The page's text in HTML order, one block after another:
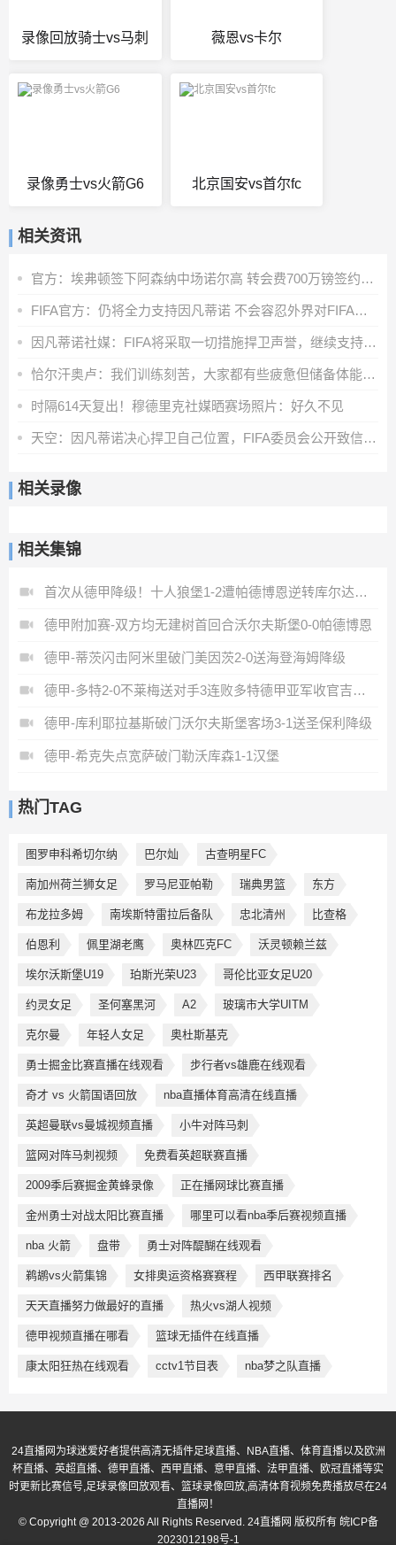
录像回放骑士vs马刺 薇恩vs卡尔
录像勇士vs火箭G6 北京国安vs首尔fc
相关资讯
官方：埃弗顿签下阿森纳中场诺尔高 转会费700万镑签约2年
FIFA官方：仍将全力支持因凡蒂诺 不会容忍外界对FIFA诚信的攻击
因凡蒂诺社媒：FIFA将采取一切措施捍卫声誉，继续支持足球的发展
恰尔汗奥卢：我们训练刻苦，大家都有些疲惫但储备体能至关重要
时隔614天复出！穆德里克社媒晒赛场照片：好久不见
天空：因凡蒂诺决心捍卫自己位置，FIFA委员会公开致信表达支持
相关录像
相关集锦
首次从德甲降级！十人狼堡1-2遭帕德博恩逆转库尔达加时赛制胜
德甲附加赛-双方均无建树首回合沃尔夫斯堡0-0帕德博恩
德甲-蒂茨闪击阿米里破门美因茨2-0送海登海姆降级
德甲-多特2-0不莱梅送对手3连败多特德甲亚军收官吉拉西破门
德甲-库利耶拉基斯破门沃尔夫斯堡客场3-1送圣保利降级
德甲-希克失点宽萨破门勒沃库森1-1汉堡
热门TAG
图罗申科希切尔纳 巴尔灿 古查明星FC
南加州荷兰狮女足 罗马尼亚帕勒 瑞典男篮 东方
布龙拉多姆 南埃斯特雷拉后备队 忠北清州 比查格
伯恩利 佩里湖老鹰 奥林匹克FC 沃灵顿赖兰兹
埃尔沃斯堡U19 珀斯光荣U23 哥伦比亚女足U20
约灵女足 圣何塞黑河 A2 玻璃市大学UITM
克尔曼 年轻人女足 奥杜斯基克
勇士掘金比赛直播在线观看 步行者vs雄鹿在线观看
奇才 vs 火箭国语回放 nba直播体育高清在线直播
英超曼联vs曼城视频直播 小牛对阵马刺
篮网对阵马刺视频 免费看英超联赛直播
2009季后赛掘金黄蜂录像 正在播网球比赛直播
金州勇士对战太阳比赛直播 哪里可以看nba季后赛视频直播
nba 火箭 盘带 勇士对阵醍醐在线观看
鹈鹕vs火箭集锦 女排奥运资格赛赛程 西甲联赛排名
天天直播努力做最好的直播 热火vs湖人视频
德甲视频直播在哪看 篮球无插件在线直播
康太阳狂热在线观看 cctv1节目表 nba梦之队直播
24直播网为球迷爱好者提供高清无插件足球直播、NBA直播、体育直播以及欧洲
杯直播、英超直播、德甲直播、西甲直播、意甲直播、法甲直播、欧冠直播等实
时更新比赛信号,足球录像回放观看、篮球录像回放,高清体育视频免费播放尽在24
直播网！
© Copyright @ 2013-2026 All Rights Reserved. 24直播网 版权所有 皖ICP备
2023012198号-1